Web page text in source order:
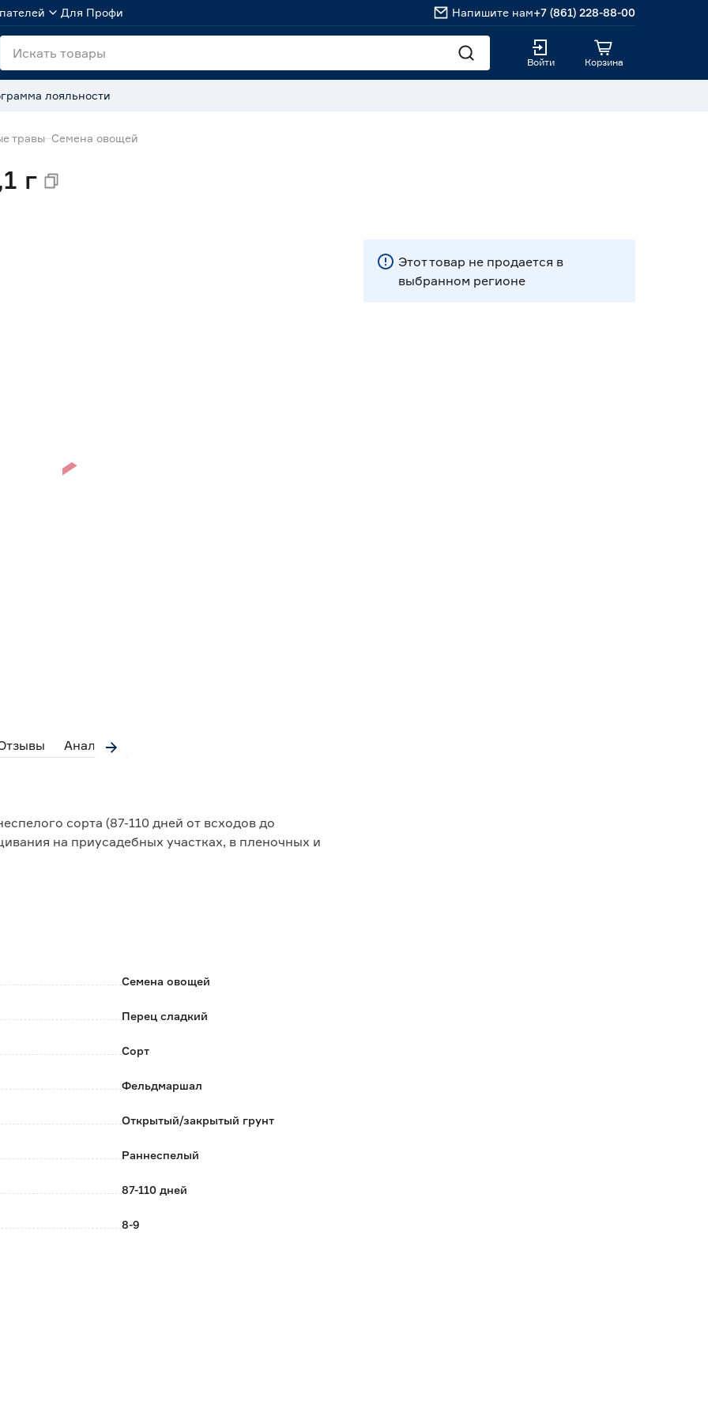
Для Профи Напишите нам+7 (861) 228-88-00
Войти Корзина
лояльности
травы Семена овощей
г
Аналоги
сорта (87-110 дней от всходов до
на приусадебных участках, в пленочных и
22-25°С.
мая.
и листья до первой развилки.
массой 67 г, отдельные плоды до 350 г. В
Семена овощей
Перец сладкий
Сорт
Фельдмаршал
Открытый/закрытый грунт
Раннеспелый
87-110 дней
8-9
Этот товар не продается в
выбранном регионе